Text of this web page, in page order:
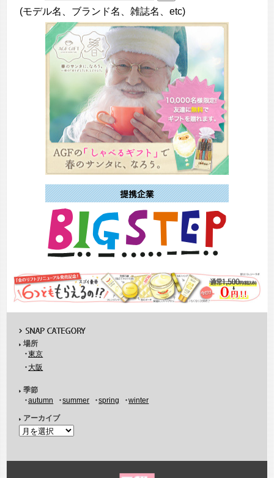
(モデル名、ブランド名、雑誌名、etc)
場所
東京
大阪
季節
autumn
summer spring winter
アーカイブ